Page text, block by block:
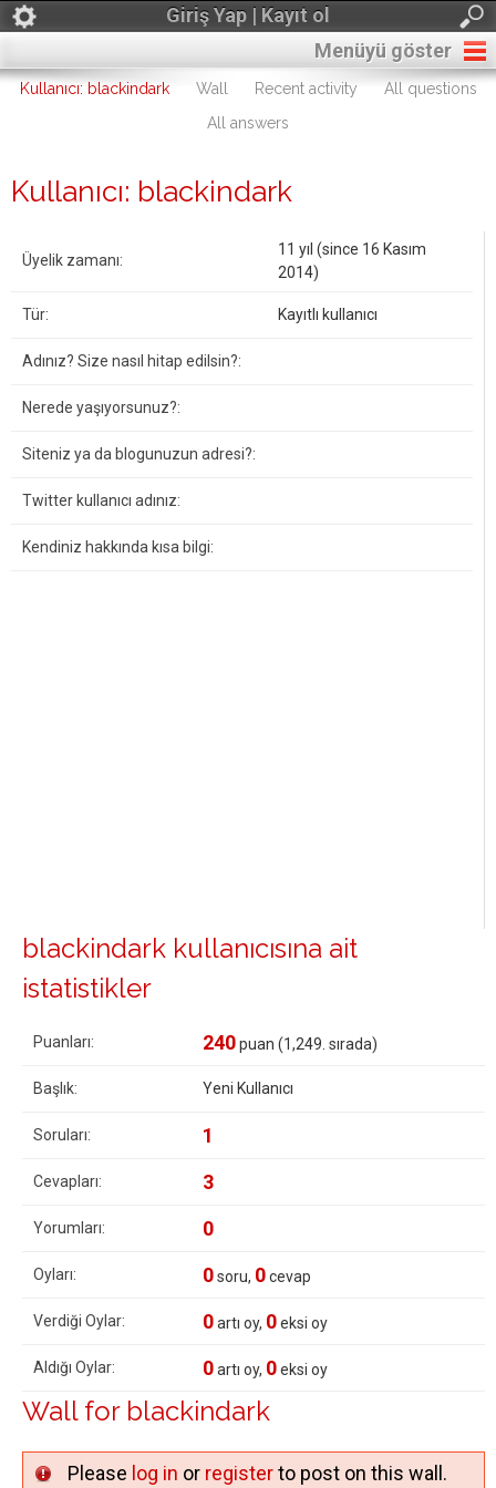
Giriş Yap | Kayıt ol
Menüyü göster
Kullanıcı: blackindark Wall Recent activity
All questions
All answers
Kullanıcı: blackindark
Üyelik zamanı:
11 yıl (since 16 Kasım
2014)
Tür: Kayıtlı kullanıcı
Adınız? Size nasıl hitap edilsin?:
Nerede yaşıyorsunuz?:
Siteniz ya da blogunuzun adresi?:
Twitter kullanıcı adınız:
Kendiniz hakkında kısa bilgi:
blackindark kullanıcısına ait
istatistikler
Puanları: 240puan (1,249 . sırada)
Başlık: Yeni Kullanıcı
Soruları: 1
Cevapları: 3
Yorumları: 0
Oyları: 0soru, 0cevap
Verdiği Oylar: 0artı oy, 0eksi oy
Aldığı Oylar: 0artı oy, 0eksi oy
Wall for blackindark
Please log in or registerto post on this wall.